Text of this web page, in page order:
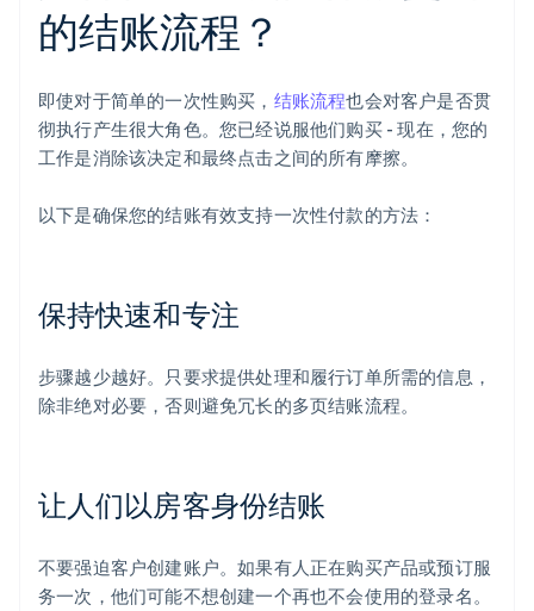
的结账流程？
即使对于简单的一次性购买， 结账流程也会对客户是否贯
彻执行产生很大角色。您已经说服他们购买 - 现在，您的
工作是消除该决定和最终点击之间的所有摩擦。
以下是确保您的结账有效支持一次性付款的方法：
保持快速和专注
步骤越少越好。只要求提供处理和履行订单所需的信息，
除非绝对必要，否则避免冗长的多页结账流程。
让人们以房客身份结账
不要强迫客户创建账户。如果有人正在购买产品或预订服
务一次，他们可能不想创建一个再也不会使用的登录名。